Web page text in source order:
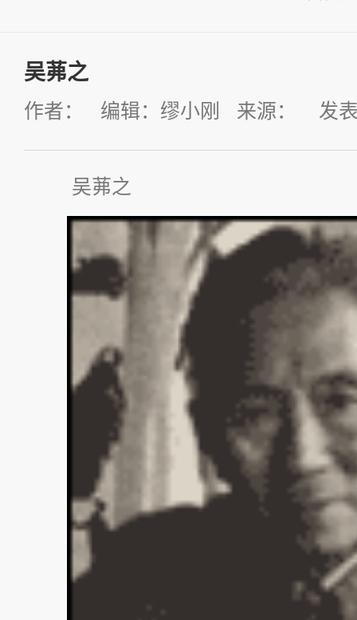
吴茀之
作者： 编辑：缪小刚 来源： 发表
吴茀之